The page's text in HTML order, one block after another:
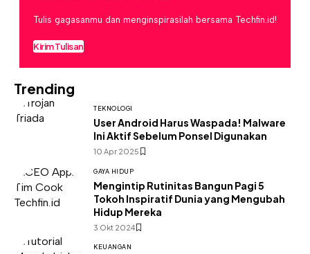
Tulis gagasanmu dan menginspirasilah bersama Techfin.id!
Kirim Tulisan
Trending
TEKNOLOGI
User Android Harus Waspada! Malware
Ini Aktif Sebelum Ponsel Digunakan
10 Apr 2025
GAYA HIDUP
Mengintip Rutinitas Bangun Pagi 5
Tokoh Inspiratif Dunia yang Mengubah
Hidup Mereka
3 Okt 2024
KEUANGAN